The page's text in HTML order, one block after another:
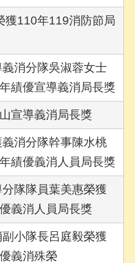
獲110年119消防節局
消分隊吳淑蓉女士
績優宣導義消局長獎
宣導義消局長獎
義消分隊幹事陳水桃
績優義消人員局長獎
隊隊員葉美惠榮獲
義消人員局長獎
小隊長呂庭毅榮獲
義消殊榮